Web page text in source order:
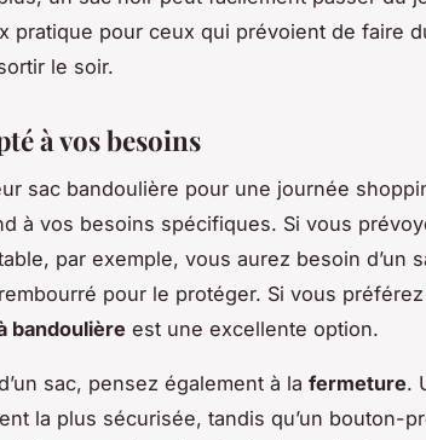
pratique pour ceux qui prévoient de faire
le soir.
à vos besoins
sac bandoulière pour une journée
à vos besoins spécifiques. Si vous
par exemple, vous aurez besoin d’un
pour le protéger. Si vous
bandoulière est une excellente option.
sac, pensez également à la fermeture.
la plus sécurisée, tandis qu’un bouton-